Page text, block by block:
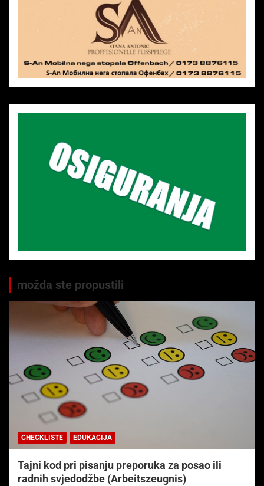
možda ste propustili
CHECKLISTE EDUKACIJA
Tajni kod pri pisanju preporuka za posao ili
radnih svjedodžbe (Arbeitszeugnis)